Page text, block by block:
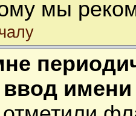
мы
ввод